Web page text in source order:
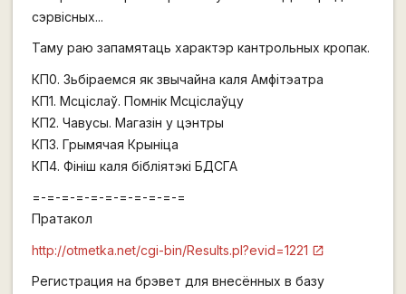
сэрвісных...
Таму раю запамятаць характэр кантрольных кропак.
КП0. Зьбіраемся як звычайна каля Амфітэатра
КП1. Мсціслаў. Помнік Мсціслаўцу
КП2. Чавусы. Магазін у цэнтры
КП3. Грымячая Крыніца
КП4. Фініш каля бібліятэкі БДСГА
=-=-=-=-=-=-=-=-=-=-=
Пратакол
http://otmetka.net/cgi-bin/Results.pl?evid=1221
Регистрация на брэвет для внесённых в базу